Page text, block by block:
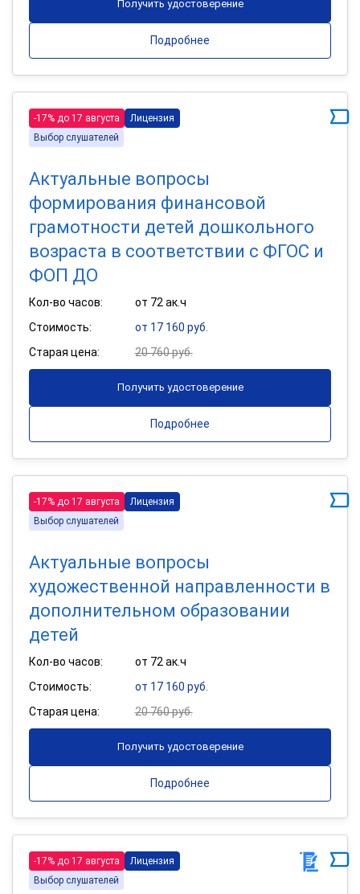
Получить удостоверение
Подробнее
-17% до 17 августа
Лицензия
Выбор слушателей
Актуальные вопросы
формирования финансовой
грамотности детей дошкольного
возраста в соответствии с ФГОС и
ФОП ДО
Кол-во часов:
от 72 ак.ч
Стоимость:
от 17 160 руб.
Старая цена:
20 760 руб.
Получить удостоверение
Подробнее
-17% до 17 августа
Лицензия
Выбор слушателей
Актуальные вопросы
художественной направленности в
дополнительном образовании
детей
Кол-во часов:
от 72 ак.ч
Стоимость:
от 17 160 руб.
Старая цена:
20 760 руб.
Получить удостоверение
Подробнее
-17% до 17 августа
Лицензия
Выбор слушателей